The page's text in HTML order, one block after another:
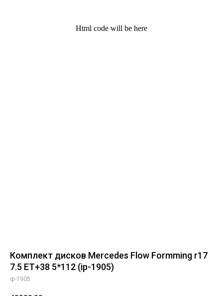
Html code will be here
Комплект дисков Mercedes Flow Formming r17
7.5 ET+38 5*112 (ip-1905)
ip-1905